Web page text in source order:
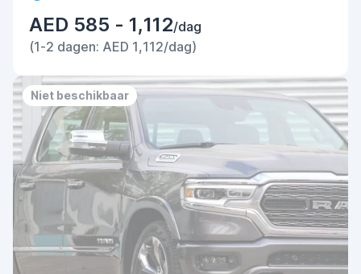
AED 585 - 1,112/dag
(1-2 dagen: AED 1,112/dag)
Niet beschikbaar